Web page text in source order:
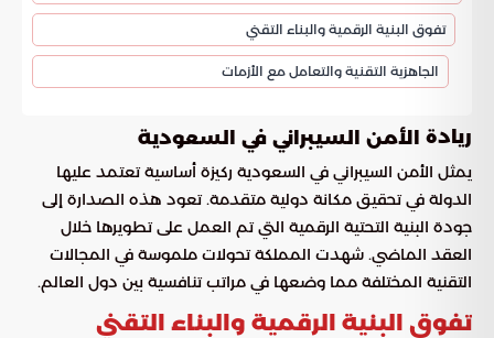
تفوق البنية الرقمية والبناء التقني
الجاهزية التقنية والتعامل مع الأزمات
ريادة الأمن السيبراني في السعودية
يمثل الأمن السيبراني في السعودية ركيزة أساسية تعتمد عليها
الدولة في تحقيق مكانة دولية متقدمة. تعود هذه الصدارة إلى
جودة البنية التحتية الرقمية التي تم العمل على تطويرها خلال
العقد الماضي. شهدت المملكة تحولات ملموسة في المجالات
التقنية المختلفة مما وضعها في مراتب تنافسية بين دول العالم.
تفوق البنية الرقمية والبناء التقني